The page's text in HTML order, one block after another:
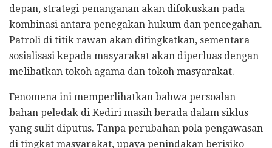
depan, strategi penanganan akan difokuskan pada
kombinasi antara penegakan hukum dan pencegahan.
Patroli di titik rawan akan ditingkatkan, sementara
sosialisasi kepada masyarakat akan diperluas dengan
melibatkan tokoh agama dan tokoh masyarakat.
Fenomena ini memperlihatkan bahwa persoalan
bahan peledak di Kediri masih berada dalam siklus
yang sulit diputus. Tanpa perubahan pola pengawasan
di tingkat masyarakat, upaya penindakan berisiko